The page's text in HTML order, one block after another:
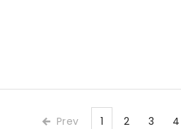
Prev 1 2 3 4